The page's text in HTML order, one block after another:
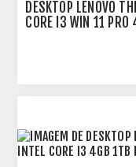
DESKTOP LENOVO
CORE I3 WIN 11